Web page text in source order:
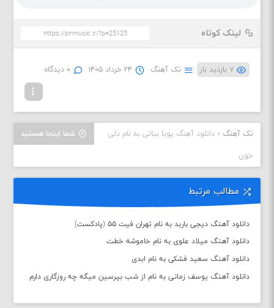
لینک کوتاه
۷ بازدید بار تک آهنگ ۲۴ خرداد ۱۴۰۵ ۰ دیدگاه
شما اینجا هستید تک آهنگ »دانلود آهنگ پویا بیاتی به نام دلی
خون
مطالب مرتبط
دانلود آهنگ دیجی باربد به نام تهران فیت ۵۵ (پادکست)
دانلود آهنگ میلاد علوی به نام خاموشه خطت
دانلود آهنگ سعید فشکی به نام ابدی
دانلود آهنگ یوسف زمانی به نام از شب بپرسین میگه چه روزگاری دارم